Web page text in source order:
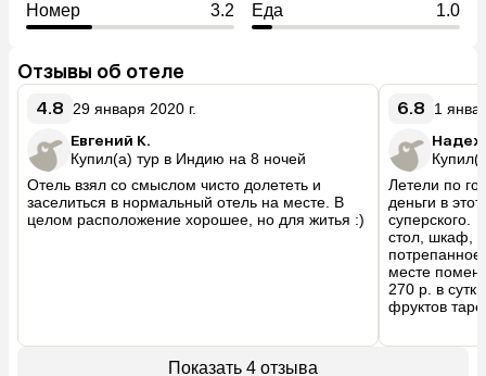
Номер 3.2 Еда 1.0
Отзывы об отеле
4.8 29 января 2020 г.
Евгений К.
Купил(а) тур в Индию на 8 ночей
Отель взял со смыслом чисто долететь и
заселиться в нормальный отель на месте. В
целом расположение хорошее, но для житья :)
6.8 1
Летели по
деньги в
суперского.
стол, шкаф,
месте
270 р. в
фруктов
Показать 4 отзыва